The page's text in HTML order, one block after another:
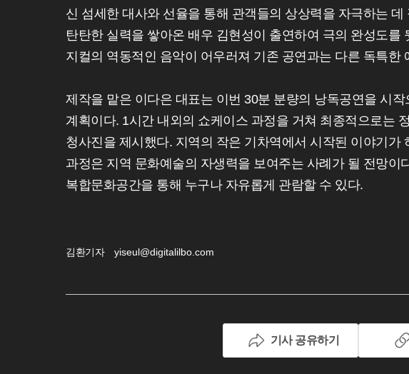
신 섬세한 대사와 선율을 통해 관객들의 상상력을 자극하는
탄탄한 실력을 쌓아온 배우 김현성이 출연하여 극의 완성도
지컬의 역동적인 음악이 어우러져 기존 공연과는 다른 독특한
제작을 맡은 이다은 대표는 이번 30분 분량의 낭독공연을 시
계획이다. 1시간 내외의 쇼케이스 과정을 거쳐 최종적으로는
청사진을 제시했다. 지역의 작은 기차역에서 시작된 이야기가
과정은 지역 문화예술의 자생력을 보여주는 사례가 될 전망이
복합문화공간을 통해 누구나 자유롭게 관람할 수 있다.
김환기자 yiseul@digitalilbo.com
기사 공유하기